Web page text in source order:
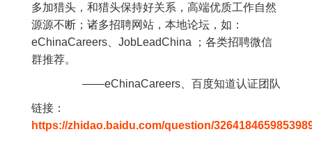
多加猎头，和猎头保持好关系，高端优质工作自然
源源不断；诸多招聘网站，本地论坛，如：
eChinaCareers、JobLeadChina ；各类招聘微信
群推荐。
——eChinaCareers、百度知道认证团队
链接：
https://zhidao.baidu.com/question/